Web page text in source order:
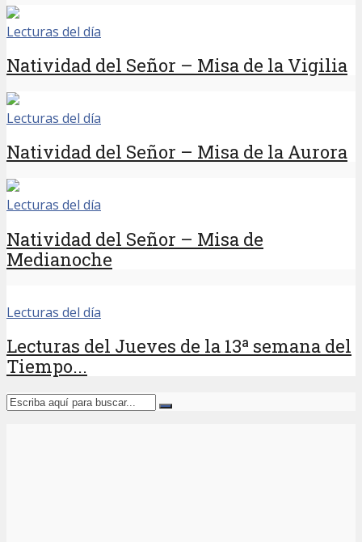
Lecturas del día
Natividad del Señor – Misa de la Vigilia
Lecturas del día
Natividad del Señor – Misa de la Aurora
Lecturas del día
Natividad del Señor – Misa de
Medianoche
Lecturas del día
Lecturas del Jueves de la 13ª semana del
Tiempo...